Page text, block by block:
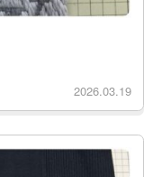
2026.03.19